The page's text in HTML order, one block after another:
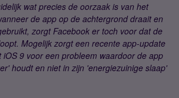
wat precies de oorzaak is van het
de app op de achtergrond draait en
zorgt Facebook er toch voor dat de
Mogelijk zorgt een recente app-update
iOS 9 voor een probleem waardoor de app
houdt en niet in zijn 'energiezuinige slaap'